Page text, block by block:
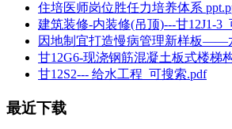
住培医师岗位胜任力培养体系
建筑装修-内装修(吊顶)---甘12J1-
因地制宜打造慢病管理新样板——
甘12G6-现浇钢筋混凝土板式楼梯
甘12S2--- 给水工程_可搜索.pdf
最近下载